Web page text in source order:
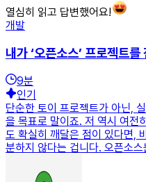
열심히 읽고 답변했어요!
개발
내가 ‘오픈소스’ 프로젝트
9분
인기
단순한 토이 프로젝트가 아닌,
을 목표로 말이죠. 저 역시 여전
도 확실히 깨달은 점이 있다면,
분하지 않다는 겁니다. 오픈소